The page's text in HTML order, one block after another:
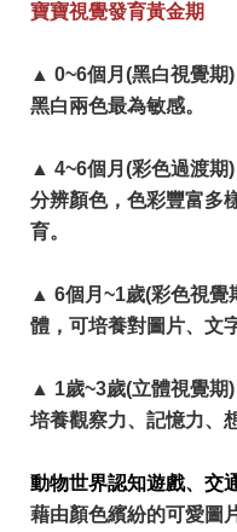
寶寶視覺發育黃金期
▲ 0~6個月(黑白視覺期
黑白兩色最為敏感。
▲ 4~6個月(彩色過渡期
分辨顏色，色彩豐富多
育。
▲ 6個月~1歲(彩色視覺
體，可培養對圖片、文
▲ 1歲~3歲(立體視覺期
培養觀察力、記憶力、
動物世界認知遊戲、交
藉由顏色繽紛的可愛圖